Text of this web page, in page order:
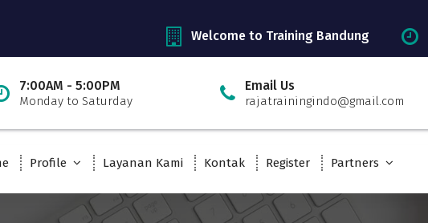
Welcome to Training Bandung
7:00AM - 5:00PM
Monday to Saturday
Email Us
rajatrainingindo@gmail.com
Profile Layanan Kami Kontak Register Partners